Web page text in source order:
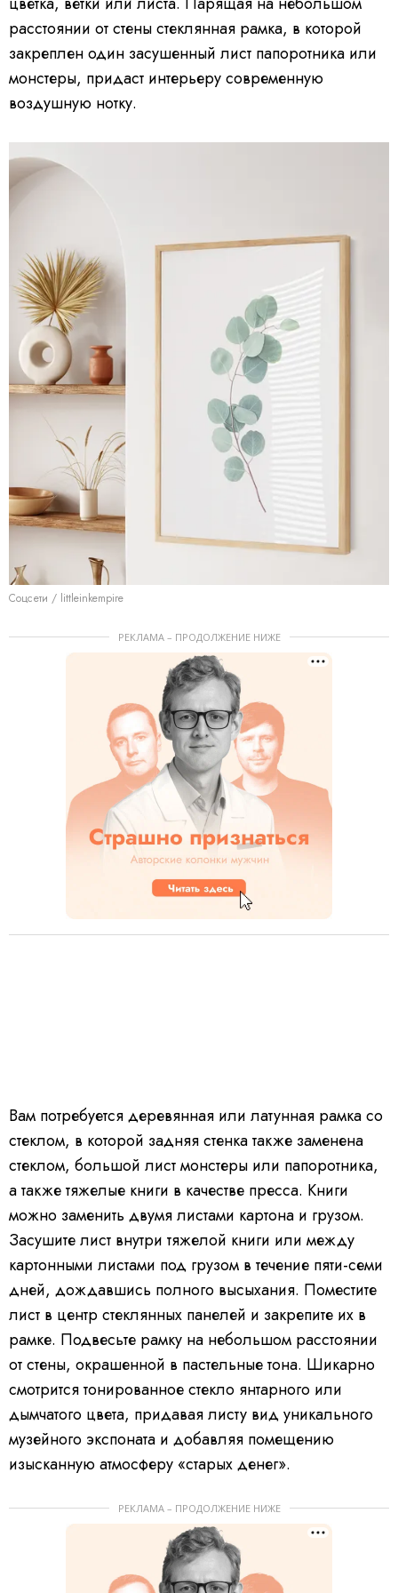
расстоянии от стены стеклянная рамка, в которой
закреплен один засушенный лист папоротника или
монстеры, придаст интерьеру современную
воздушную нотку.
Соцсети / littleinkempire
РЕКЛАМА – ПРОДОЛЖЕНИЕ НИЖЕ
Вам потребуется деревянная или латунная рамка со
стеклом, в которой задняя стенка также заменена
стеклом, большой лист монстеры или папоротника,
а также тяжелые книги в качестве пресса. Книги
можно заменить двумя листами картона и грузом.
Засушите лист внутри тяжелой книги или между
картонными листами под грузом в течение пяти-семи
дней, дождавшись полного высыхания. Поместите
лист в центр стеклянных панелей и закрепите их в
рамке. Подвесьте рамку на небольшом расстоянии
от стены, окрашенной в пастельные тона. Шикарно
смотрится тонированное стекло янтарного или
дымчатого цвета, придавая листу вид уникального
музейного экспоната и добавляя помещению
изысканную атмосферу «старых денег».
РЕКЛАМА – ПРОДОЛЖЕНИЕ НИЖЕ